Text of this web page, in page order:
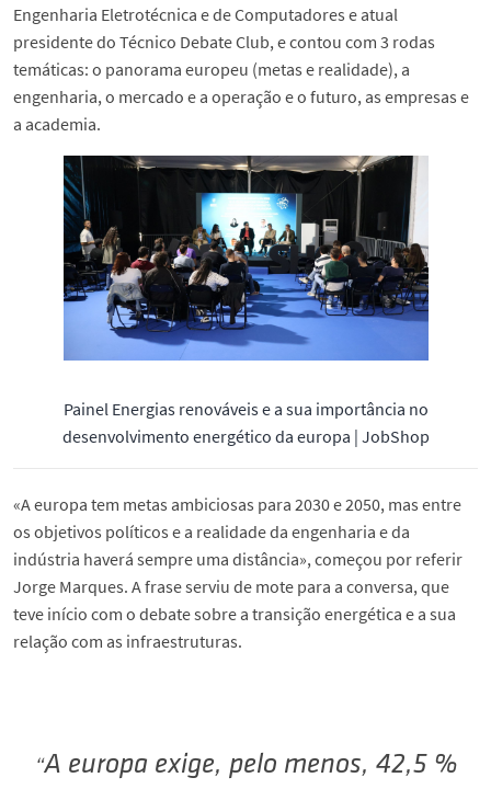
Engenharia Eletrotécnica e de Computadores e atual
presidente do Técnico Debate Club, e contou com 3 rodas
temáticas: o panorama europeu (metas e realidade), a
engenharia, o mercado e a operação e o futuro, as empresas e
a academia.
Painel Energias renováveis e a sua importância no
desenvolvimento energético da europa | JobShop
«A europa tem metas ambiciosas para 2030 e 2050, mas entre
os objetivos políticos e a realidade da engenharia e da
indústria haverá sempre uma distância», começou por referir
Jorge Marques. A frase serviu de mote para a conversa, que
teve início com o debate sobre a transição energética e a sua
relação com as infraestruturas.
A europa exige, pelo menos, 42,5 %